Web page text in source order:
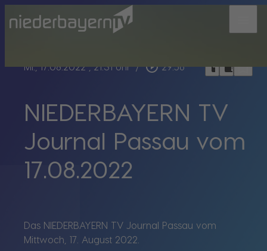
Mi., 17.08.2022, 21:31 Uhr / play_circle_outline 29:56 headphoneschrome_reader_modebookmark_border
NIEDERBAYERN TV
Journal Passau vom
17.08.2022
Das NIEDERBAYERN TV Journal Passau vom
Mittwoch, 17. August 2022.